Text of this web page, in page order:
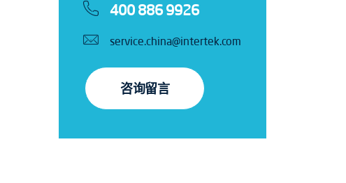
400 886 9926
service.china@intertek.com
咨询留言